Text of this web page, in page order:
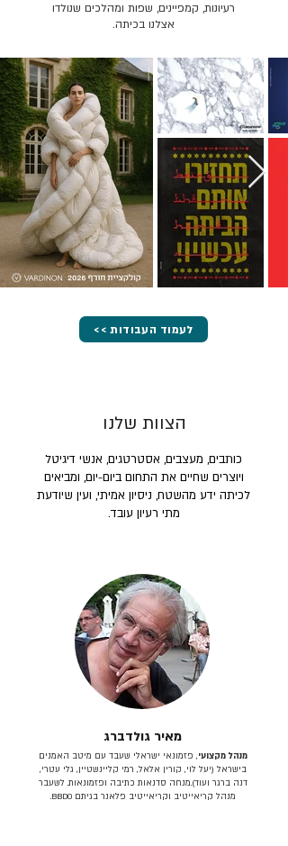
רעיונות, קמפיינים, שפות ומהלכים שנולדו
אצלנו בכיתה.
<< לעמוד העבודות
הצוות שלנו
כותבים, מעצבים, אסטרטגים, אנשי דיגיטל
ויוצרים שחיים את התחום ביום-יום, ומביאים
לכיתה ידע מהשטח, ניסיון אמיתי, ועין שיודעת
מתי רעיון עובד.
מאיר גולדברג
מנהל מקצועי, פזמונאי ישראלי שעבד עם מיטב האמנים
בישראל (יעל לוי, קורין אלאל, רמי קליינשטיין, גלי עטרי,
דנה ברגר ועוד).מנחה סדנאות כתיבה ופזמונאות. לשעבר
מנהל קריאייטיב וקריאייטיב פלאנר בגיתם BBDO.